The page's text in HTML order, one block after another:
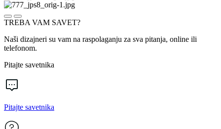
TREBA VAM SAVET?
Naši dizajneri su vam na raspolaganju za sva pitanja, online ili
telefonom.
Pitajte savetnika
Pitajte savetnika